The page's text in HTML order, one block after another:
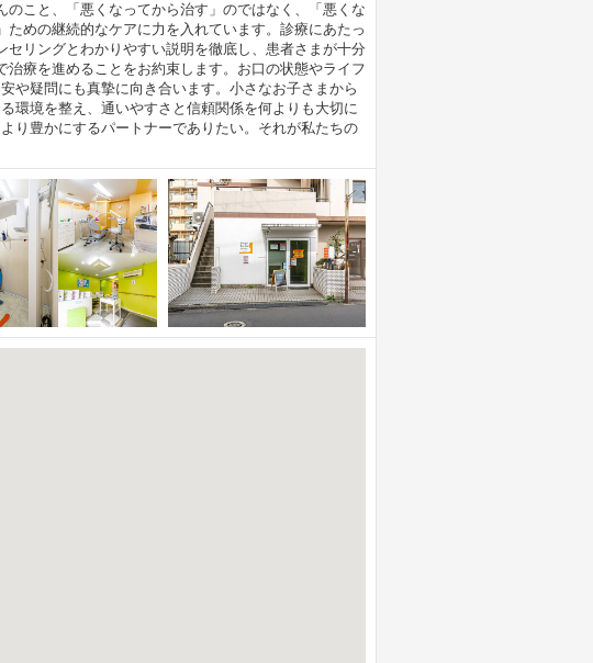
のこと、「悪くなってから治す」のではなく、「悪くな
ための継続的なケアに力を入れています。診療にあたっ
セリングとわかりやすい説明を徹底し、患者さまが十分
治療を進めることをお約束します。お口の状態やライフ
や疑問にも真摯に向き合います。小さなお子さまから
環境を整え、通いやすさと信頼関係を何よりも大切に
り豊かにするパートナーでありたい。それが私たちの